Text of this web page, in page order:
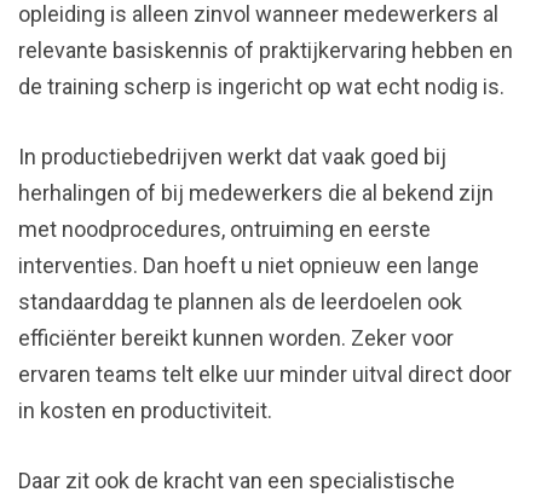
opleiding is alleen zinvol wanneer medewerkers al
relevante basiskennis of praktijkervaring hebben en
de training scherp is ingericht op wat echt nodig is.
In productiebedrijven werkt dat vaak goed bij
herhalingen of bij medewerkers die al bekend zijn
met noodprocedures, ontruiming en eerste
interventies. Dan hoeft u niet opnieuw een lange
standaarddag te plannen als de leerdoelen ook
efficiënter bereikt kunnen worden. Zeker voor
ervaren teams telt elke uur minder uitval direct door
in kosten en productiviteit.
Daar zit ook de kracht van een specialistische